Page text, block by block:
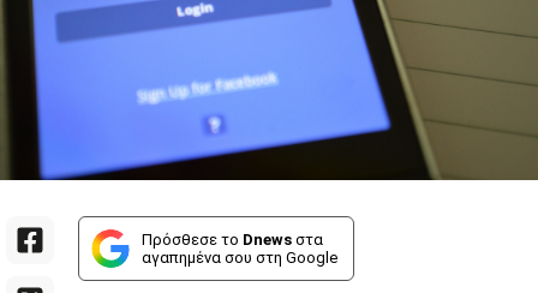
Πρόσθεσε το Dnews στα
αγαπημένα σου στη Google